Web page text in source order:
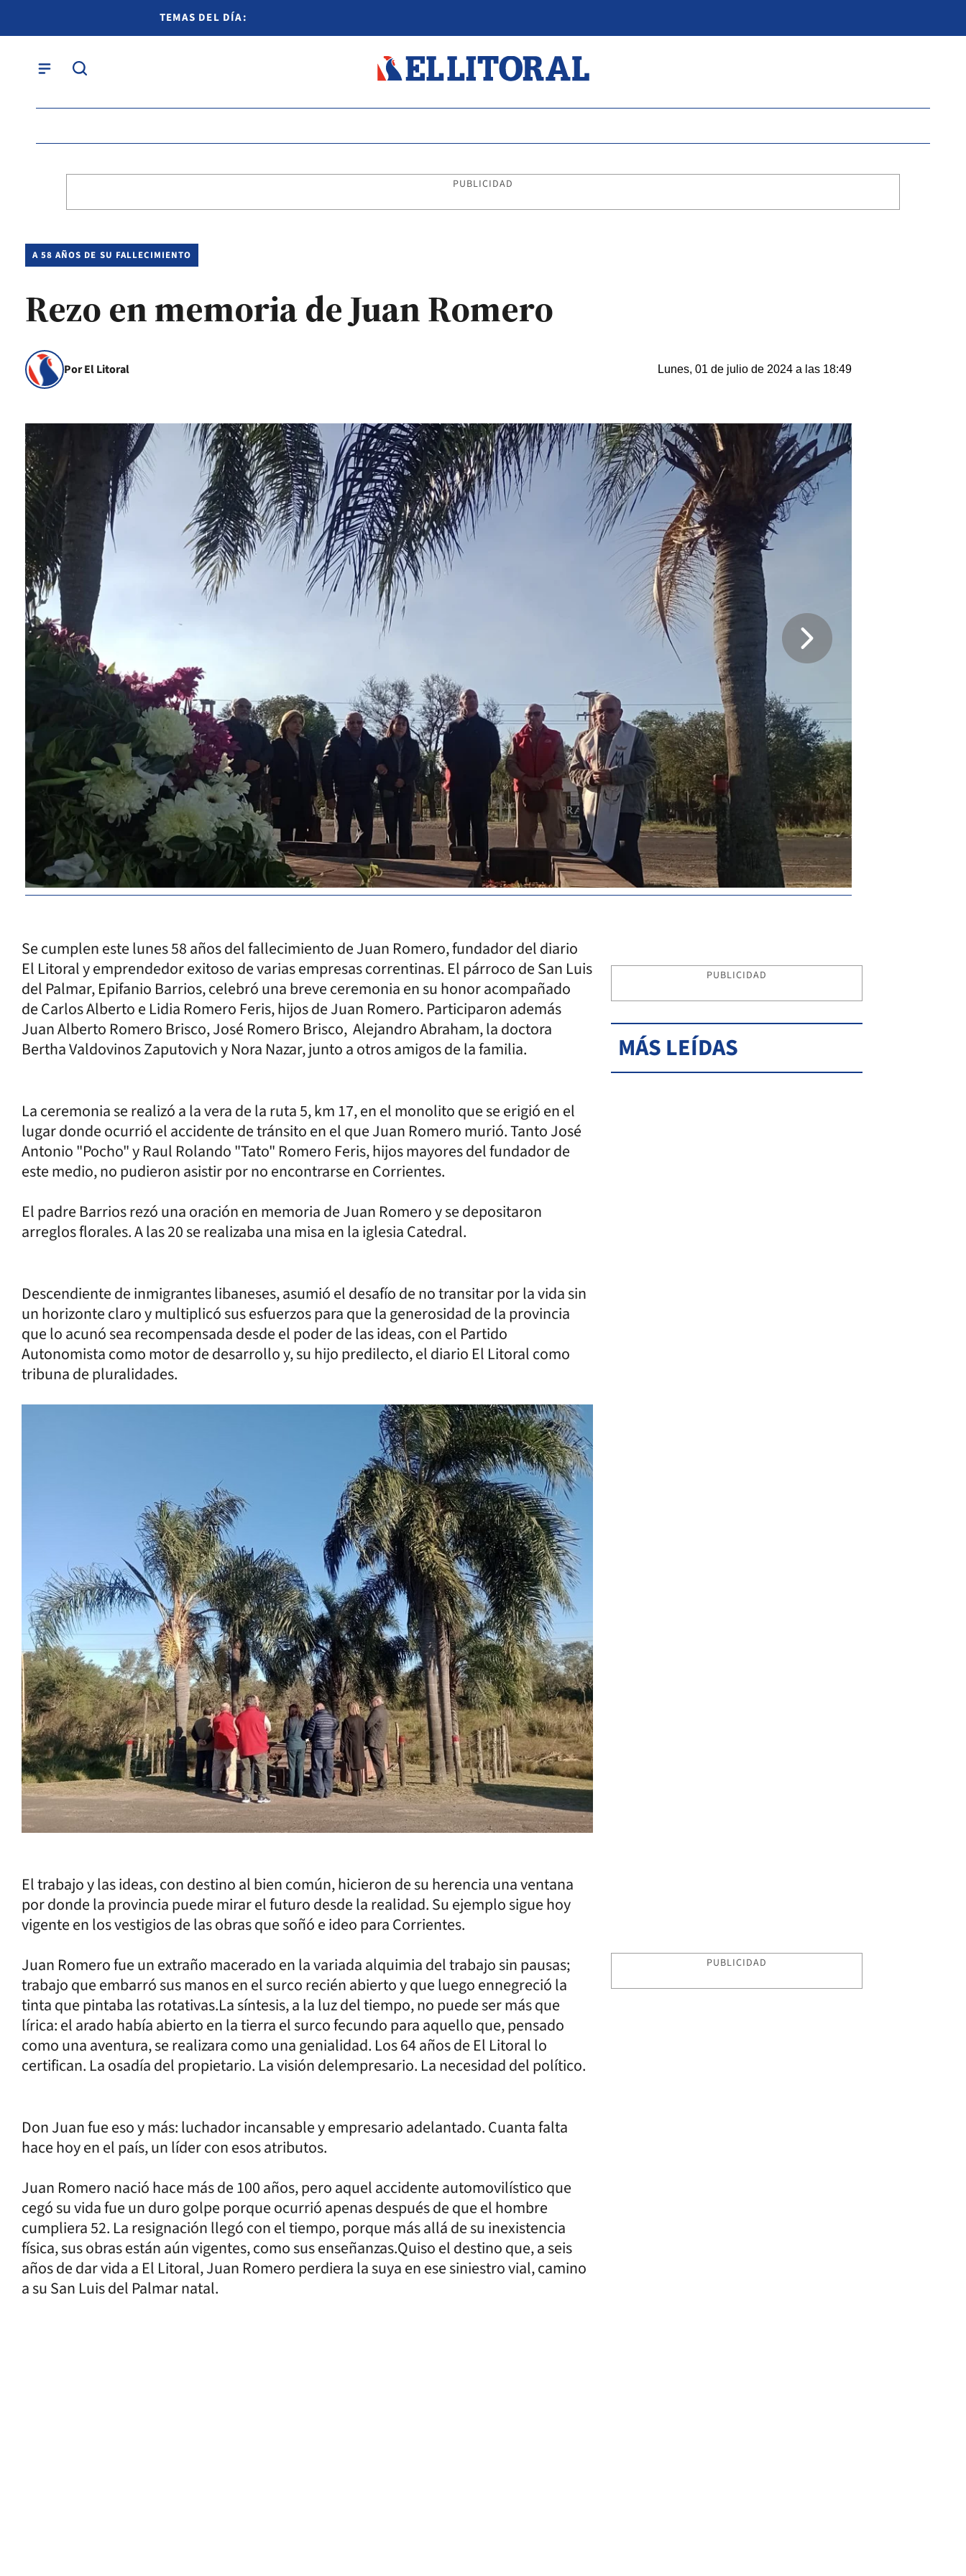
TEMAS DEL DÍA:
PUBLICIDAD
A 58 AÑOS DE SU FALLECIMIENTO
Rezo en memoria de Juan Romero
Por El Litoral Lunes, 01 de julio de 2024 a las 18:49
Se cumplen este lunes 58 años del fallecimiento de Juan Romero, fundador del diario
El Litoral y emprendedor exitoso de varias empresas correntinas. El párroco de San Luis
del Palmar, Epifanio Barrios, celebró una breve ceremonia en su honor acompañado
de Carlos Alberto e Lidia Romero Feris, hijos de Juan Romero. Participaron además
Juan Alberto Romero Brisco, José Romero Brisco, Alejandro Abraham, la doctora
Bertha Valdovinos Zaputovich y Nora Nazar, junto a otros amigos de la familia.
La ceremonia se realizó a la vera de la ruta 5, km 17, en el monolito que se erigió en el
lugar donde ocurrió el accidente de tránsito en el que Juan Romero murió. Tanto José
Antonio "Pocho" y Raul Rolando "Tato" Romero Feris, hijos mayores del fundador de
este medio, no pudieron asistir por no encontrarse en Corrientes.
El padre Barrios rezó una oración en memoria de Juan Romero y se depositaron
arreglos florales. A las 20 se realizaba una misa en la iglesia Catedral.
Descendiente de inmigrantes libaneses, asumió el desafío de no transitar por la vida sin
un horizonte claro y multiplicó sus esfuerzos para que la generosidad de la provincia
que lo acunó sea recompensada desde el poder de las ideas, con el Partido
Autonomista como motor de desarrollo y, su hijo predilecto, el diario El Litoral como
tribuna de pluralidades.
El trabajo y las ideas, con destino al bien común, hicieron de su herencia una ventana
por donde la provincia puede mirar el futuro desde la realidad. Su ejemplo sigue hoy
vigente en los vestigios de las obras que soñó e ideo para Corrientes.
Juan Romero fue un extraño macerado en la variada alquimia del trabajo sin pausas;
trabajo que embarró sus manos en el surco recién abierto y que luego ennegreció la
tinta que pintaba las rotativas.La síntesis, a la luz del tiempo, no puede ser más que
lírica: el arado había abierto en la tierra el surco fecundo para aquello que, pensado
como una aventura, se realizara como una genialidad. Los 64 años de El Litoral lo
certifican. La osadía del propietario. La visión delempresario. La necesidad del político.
Don Juan fue eso y más: luchador incansable y empresario adelantado. Cuanta falta
hace hoy en el país, un líder con esos atributos.
Juan Romero nació hace más de 100 años, pero aquel accidente automovilístico que
cegó su vida fue un duro golpe porque ocurrió apenas después de que el hombre
cumpliera 52. La resignación llegó con el tiempo, porque más allá de su inexistencia
física, sus obras están aún vigentes, como sus enseñanzas.Quiso el destino que, a seis
años de dar vida a El Litoral, Juan Romero perdiera la suya en ese siniestro vial, camino
a su San Luis del Palmar natal.
PUBLICIDAD
MÁS LEÍDAS
PUBLICIDAD